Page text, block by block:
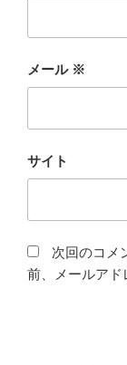
メール ※
サイト
次回のコメ
前、メールアド